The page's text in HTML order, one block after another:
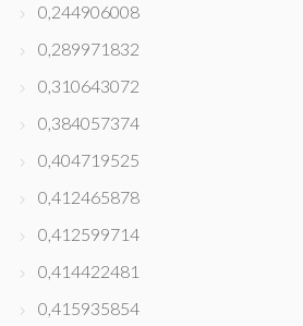
0,244906008
0,289971832
0,310643072
0,384057374
0,404719525
0,412465878
0,412599714
0,414422481
0,415935854